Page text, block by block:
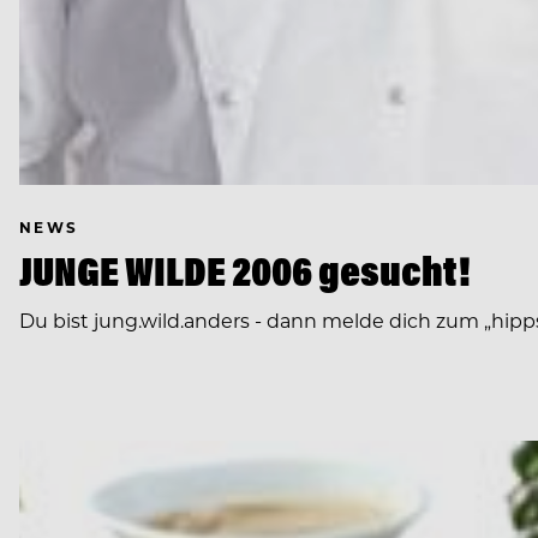
NEWS
JUNGE WILDE 2006 gesucht!
Du bist jung.wild.anders - dann melde dich zum